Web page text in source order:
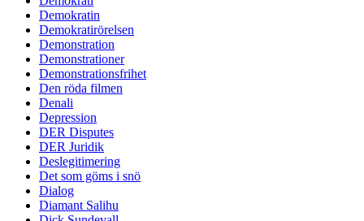
Demokratin
Demokratirörelsen
Demonstration
Demonstrationer
Demonstrationsfrihet
Den röda filmen
Denali
Depression
DER Disputes
DER Juridik
Deslegitimering
Det som göms i snö
Dialog
Diamant Salihu